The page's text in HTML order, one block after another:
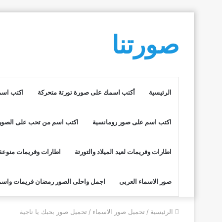
صورتنا
الرئيسية أكتب اسمك على صورة تورتة متحركة اكتب
اكتب اسم على صور رومانسية اكتب اسم من تحب على
اطارات وفريمات لعيد الميلاد والتورتة اطارات وفريمات
صور الاسماء العربى اجمل واحلى الصور رمضان فريمات
الرئيسية / تحميل صور الاسماء / تحميل صور بحبك يا ناجية